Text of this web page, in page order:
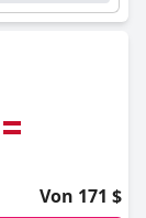
Von 171 $